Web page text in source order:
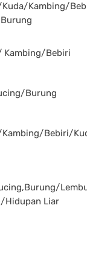
Kambing/
Kambing/Bebiri
Burung
Bebiri/
Hidupan Liar